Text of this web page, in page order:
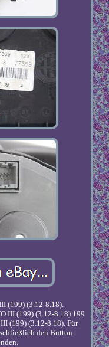
(199) (3.12-8.18).
III (199) (3.12-8.18) 199
(199) (3.12-8.18). Für
den Button